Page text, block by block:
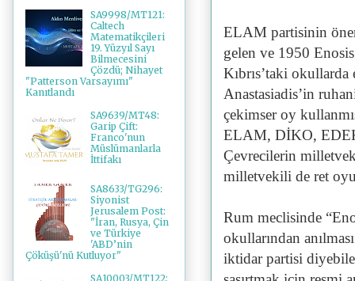
ELAM partisinin
gelen ve 1950
Kıbrıs’taki okullarda
Anastasiadis’in
çekimser oy
ELAM, DİKO,
Çevrecilerin
milletvekili de ret
Rum meclisinde
okullarından
iktidar partisi
SA9998/MT121:
Caltech
Matematikçileri
19. Yüzyıl Sayı
Bilmecesini
Çözdü; Nihayet
"Patterson Varsayımı"
Kanıtlandı
SA9639/MT48:
Garip Çift:
Franco'nun
Müslümanlarla
İttifakı
SA8633/TG296:
Siyonist
Jerusalem Post:
"İran, Rusya, Çin
ve Türkiye
'ABD’nin
Çöküşü'nü Kutluyor"
SA10003/MT122: